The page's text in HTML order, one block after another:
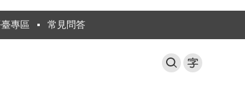
專區 常見問答